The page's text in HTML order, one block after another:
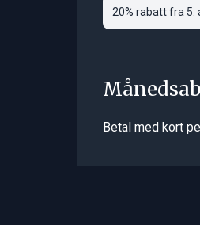
20% rabatt fra 5.
Betal med kort